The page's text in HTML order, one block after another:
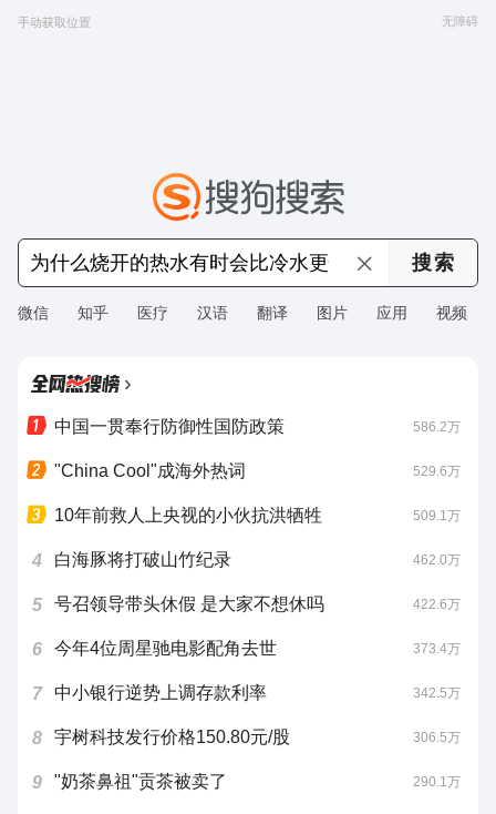
手动获取位置 无障碍
微信 知乎 医疗 汉语 翻译 图片 应用 视频
›
中国一贯奉行防御性国防政策 586.2万
"China Cool"成海外热词 529.6万
10年前救人上央视的小伙抗洪牺牲 509.1万
4 白海豚将打破山竹纪录 462.0万
5 号召领导带头休假 是大家不想休吗 422.6万
6 今年4位周星驰电影配角去世 373.4万
7 中小银行逆势上调存款利率 342.5万
8 宇树科技发行价格150.80元/股 306.5万
9 "奶茶鼻祖"贡茶被卖了 290.1万